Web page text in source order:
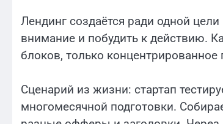
Лендинг создаётся ради одной
внимание и побудить к действию.
блоков, только
Сценарий из жизни: стартап
многомесячной подготовки.